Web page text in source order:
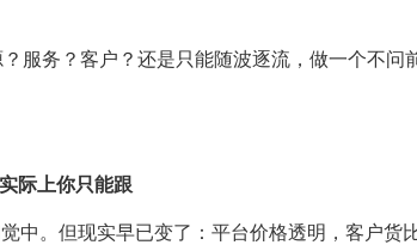
服务？客户？还是只能随波逐流，做一个不问
际上你只能跟
中。但现实早已变了：平台价格透明，客户货